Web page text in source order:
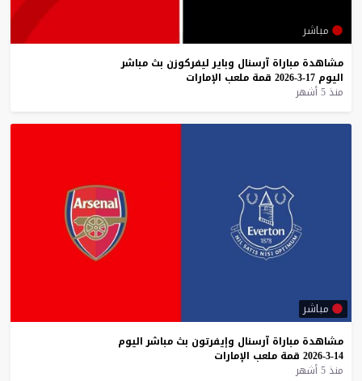
مباشر
مشاهدة مباراة آرسنال وباير ليفركوزن بث مباشر
اليوم 17-3-2026 قمة ملعب الإمارات
منذ 5 أشهر
مباشر
مشاهدة مباراة آرسنال وإيفرتون بث مباشر اليوم
14-3-2026
قمة ملعب الإمارات
منذ 5 أشهر